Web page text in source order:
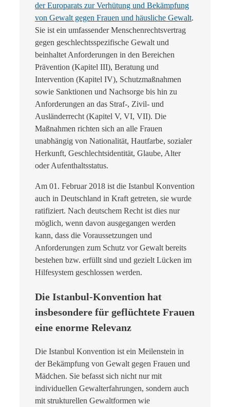
der Europarats zur Verhütung und Bekämpfung
von Gewalt gegen Frauen und häusliche Gewalt.
Sie ist ein umfassender Menschenrechtsvertrag
gegen geschlechtsspezifische Gewalt und
beinhaltet Anforderungen in den Bereichen
Prävention (Kapitel III), Beratung und
Intervention (Kapitel IV), Schutzmaßnahmen
sowie Sanktionen und Nachsorge bis hin zu
Anforderungen an das Straf-, Zivil- und
Ausländerrecht (Kapitel V, VI, VII). Die
Maßnahmen richten sich an alle Frauen
unabhängig von Nationalität, Hautfarbe, sozialer
Herkunft, Geschlechtsidentität, Glaube, Alter
oder Aufenthaltsstatus.
Am 01. Februar 2018 ist die Istanbul Konvention
auch in Deutschland in Kraft getreten, sie wurde
ratifiziert. Nach deutschem Recht ist dies nur
möglich, wenn davon ausgegangen werden
kann, dass die Voraussetzungen und
Anforderungen zum Schutz vor Gewalt bereits
bestehen bzw. erfüllt sind und gezielt Lücken im
Hilfesystem geschlossen werden.
Die Istanbul-Konvention hat
insbesondere für geflüchtete Frauen
eine enorme Relevanz
Die Istanbul Konvention ist ein Meilenstein in
der Bekämpfung von Gewalt gegen Frauen und
Mädchen. Sie befasst sich nicht nur mit
individuellen Gewalterfahrungen, sondern auch
mit strukturellen Gewaltformen wie